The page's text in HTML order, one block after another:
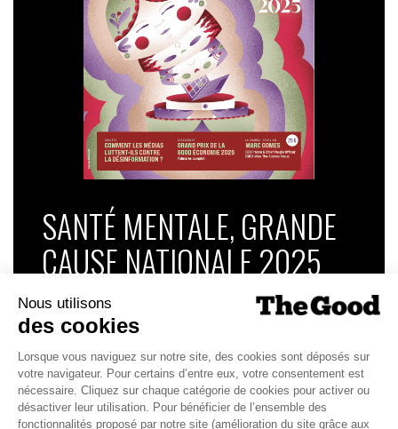
SANTÉ MENTALE, GRANDE
CAUSE NATIONALE 2025
Dans ce numéro, enquête : Comment les
médias luttent-ils contre la désinformation ? |
Palmarès complet du Grand Prix de la Good
Économie 2025 | La grande interview de Marc
Gomes, CEO France & Chief People Officer
EMEA chez The Adecco Group